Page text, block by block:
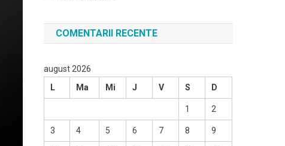
COMENTARII RECENTE
august 2026
L
Ma Mi J V S D
1 2
3 4 5 6 7 8 9